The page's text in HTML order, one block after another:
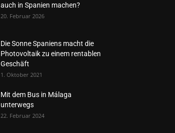
auch in Spanien machen?
20. Februar 2026
Die Sonne Spaniens macht die
Photovoltaik zu einem rentablen
Geschäft
1. Oktober 2021
Mit dem Bus in Málaga
unterwegs
22. Februar 2024